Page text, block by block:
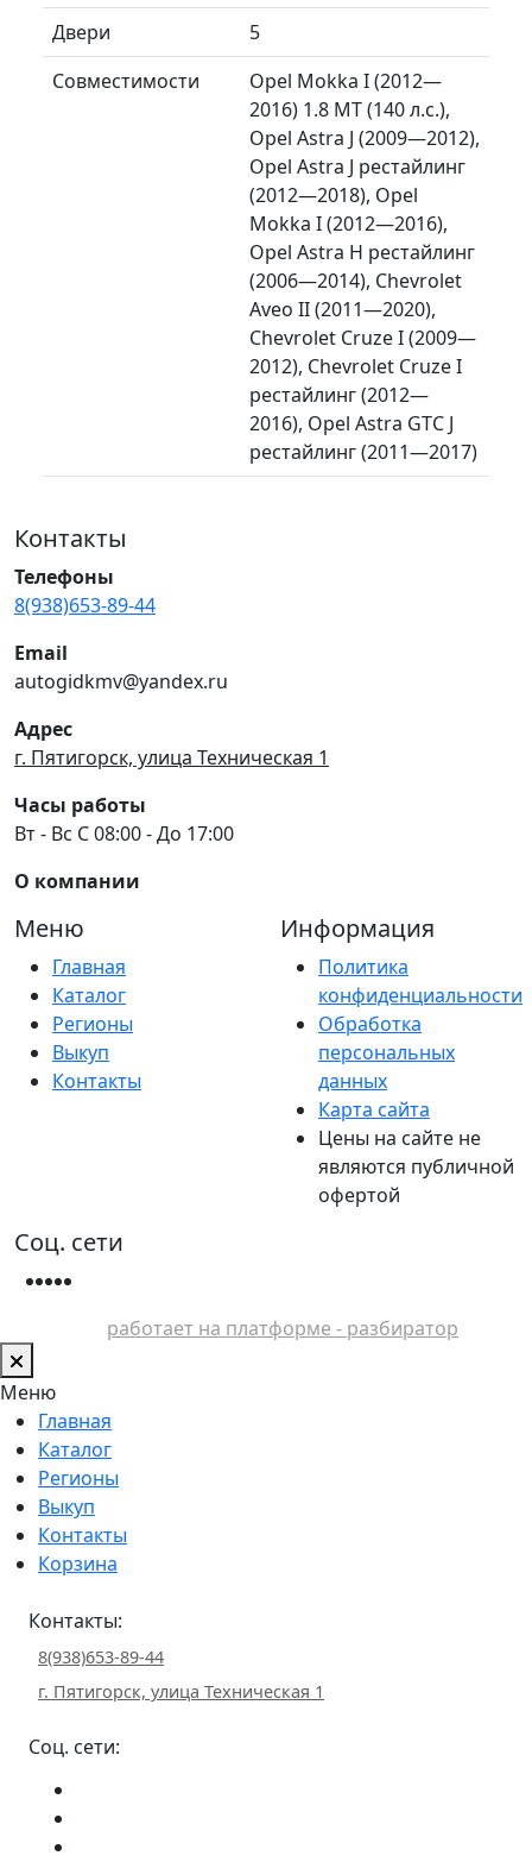
Двери
5
Совместимости
Opel Mokka I (2012—
2016) 1.8 MT (140 л.с.),
Opel Astra J (2009—2012),
Opel Astra J рестайлинг
(2012—2018), Opel
Mokka I (2012—2016),
Opel Astra H рестайлинг
(2006—2014), Chevrolet
Aveo II (2011—2020),
Chevrolet Cruze I (2009—
2012), Chevrolet Cruze I
рестайлинг (2012—
2016), Opel Astra GTC J
рестайлинг (2011—2017)
Контакты
Телефоны
8(938)653-89-44
Email
autogidkmv@yandex.ru
Адрес
г. Пятигорск, улица Техническая 1
Часы работы
Вт - Вс С 08:00 - До 17:00
О компании
Меню
Главная
Каталог
Регионы
Выкуп
Контакты
Информация
Политика
конфиденциальности
Обработка
персональных
данных
Карта сайта
Цены на сайте не
являются публичной
офертой
Соц. сети
работает на платформе - разбиратор
Меню
Главная
Каталог
Регионы
Выкуп
Контакты
Корзина
Контакты:
8(938)653-89-44
г. Пятигорск, улица Техническая 1
Соц. сети: